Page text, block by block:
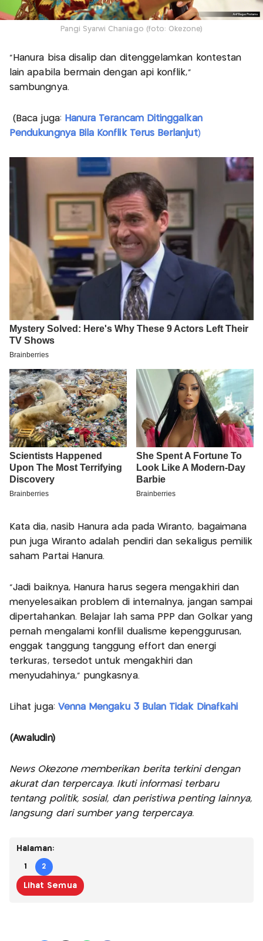
Pangi Syarwi Chaniago (foto: Okezone)
"Hanura bisa disalip dan ditenggelamkan kontestan
lain apabila bermain dengan api konflik,"
sambungnya.
(Baca juga: Hanura Terancam Ditinggalkan
Pendukungnya Bila Konflik Terus Berlanjut)
Kata dia, nasib Hanura ada pada Wiranto, bagaimana
pun juga Wiranto adalah pendiri dan sekaligus pemilik
saham Partai Hanura.
"Jadi baiknya, Hanura harus segera mengakhiri dan
menyelesaikan problem di internalnya, jangan sampai
dipertahankan. Belajar lah sama PPP dan Golkar yang
pernah mengalami konflil dualisme kepenggurusan,
enggak tanggung tanggung effort dan energi
terkuras, tersedot untuk mengakhiri dan
menyudahinya," pungkasnya.
Lihat juga: Venna Mengaku 3 Bulan Tidak Dinafkahi
(Awaludin)
News Okezone memberikan berita terkini dengan
akurat dan terpercaya. Ikuti informasi terbaru
tentang politik, sosial, dan peristiwa penting lainnya,
langsung dari sumber yang terpercaya.
Halaman:
1 2
Lihat Semua